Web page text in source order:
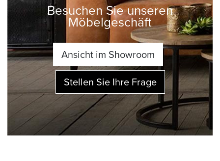
Besuchen Sie unseren
Möbelgeschäft
Ansicht im Showroom
Stellen Sie Ihre Frage